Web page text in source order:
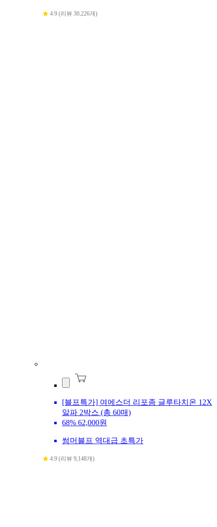
4.9 (리뷰 30,226개)
[블프특가] 여에스더 리포좀 글루타치온 12X
알파 2박스 (총 60매)
68% 62,000원
썸머블프 역대급 초특가
4.9 (리뷰 9,148개)